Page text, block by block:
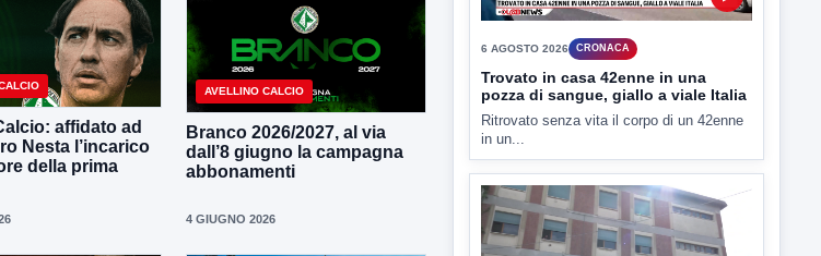
affidato ad
Nesta l’incarico
della prima
AVELLINO CALCIO
Branco 2026/2027, al via
dall’8 giugno la campagna
abbonamenti
4 GIUGNO 2026
▶
CRONACA
"Sistema Caprio", Procura S.Maria
CV chiede rinvio a giudizio per 54
La Procura della Repubblica di Santa